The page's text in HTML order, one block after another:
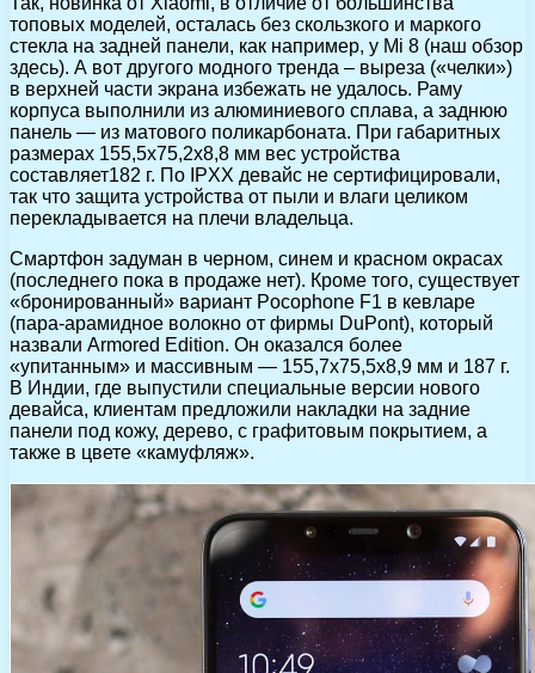
топовых моделей, осталась без скользкого и маркого
стекла на задней панели, как например, у Mi 8 (наш обзор
здесь). А вот другого модного тренда – выреза («челки»)
в верхней части экрана избежать не удалось. Раму
корпуса выполнили из алюминиевого сплава, а заднюю
панель — из матового поликарбоната. При габаритных
размерах 155,5х75,2х8,8 мм вес устройства
составляет182 г. По IPXX девайс не сертифицировали,
так что защита устройства от пыли и влаги целиком
перекладывается на плечи владельца.
Смартфон задуман в черном, синем и красном окрасах
(последнего пока в продаже нет). Кроме того, существует
«бронированный» вариант Pocophone F1 в кевларе
(пара-арамидное волокно от фирмы DuPont), который
назвали Armored Edition. Он оказался более
«упитанным» и массивным — 155,7х75,5х8,9 мм и 187 г.
В Индии, где выпустили специальные версии нового
девайса, клиентам предложили накладки на задние
панели под кожу, дерево, с графитовым покрытием, а
также в цвете «камуфляж».